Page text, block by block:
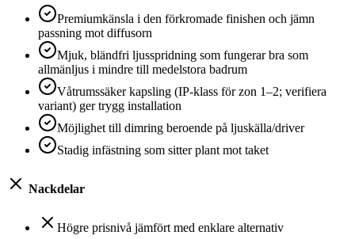
Premiumkänsla i den förkromade finishen och jämn
passning mot diffusorn
Mjuk, bländfri ljusspridning som fungerar bra som
allmänljus i mindre till medelstora badrum
Våtrumssäker kapsling (IP-klass för zon 1–2; verifiera
variant) ger trygg installation
Möjlighet till dimring beroende på ljuskälla/driver
Stadig infästning som sitter plant mot taket
Nackdelar
Högre prisnivå jämfört med enklare alternativ